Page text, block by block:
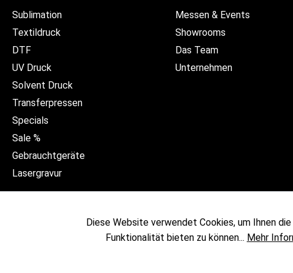
Sublimation
Textildruck
DTF
UV Druck
Solvent Druck
Transferpressen
Specials
Sale %
Gebrauchtgeräte
Lasergravur
Messen & Events
Showrooms
Das Team
Unternehmen
Diese Website verwendet Cookies, um Ihnen
Funktionalität bieten zu können... Mehr